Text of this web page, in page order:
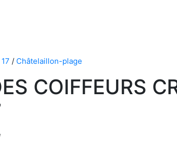
17 / Châtelaillon-plage
COIFFEURS